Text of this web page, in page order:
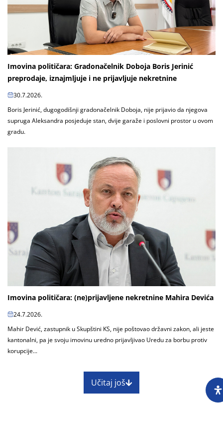
Imovina političara: Gradonačelnik Doboja Boris Jerinić
preprodaje, iznajmljuje i ne prijavljuje nekretnine
30.7.2026.
Boris Jerinić, dugogodišnji gradonačelnik Doboja, nije prijavio da njegova
supruga Aleksandra posjeduje stan, dvije garaže i poslovni prostor u ovom
gradu.
Imovina političara: (ne)prijavljene nekretnine Mahira Devića
24.7.2026.
Mahir Dević, zastupnik u Skupštini KS, nije poštovao državni zakon, ali jeste
kantonalni, pa je svoju imovinu uredno prijavljivao Uredu za borbu protiv
korupcije...
Učitaj još